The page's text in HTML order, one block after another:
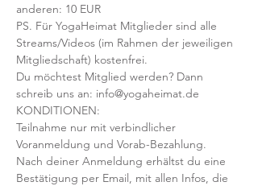
anderen: 10 EUR
PS. Für YogaHeimat Mitglieder sind alle
Streams/Videos (im Rahmen der jeweiligen
Mitgliedschaft) kostenfrei.
Du möchtest Mitglied werden? Dann
schreib uns an: info@yogaheimat.de
KONDITIONEN:
Teilnahme nur mit verbindlicher
Voranmeldung und Vorab-Bezahlung.
Nach deiner Anmeldung erhältst du eine
Bestätigung per Email, mit allen Infos, die